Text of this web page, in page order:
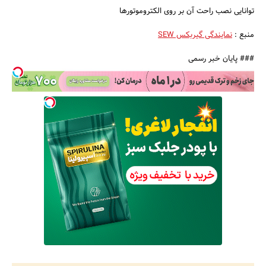
توانایی نصب راحت آن بر روی الکتروموتورها
منبع : نمایندگی گیربکس SEW
### پایان خبر رسمی